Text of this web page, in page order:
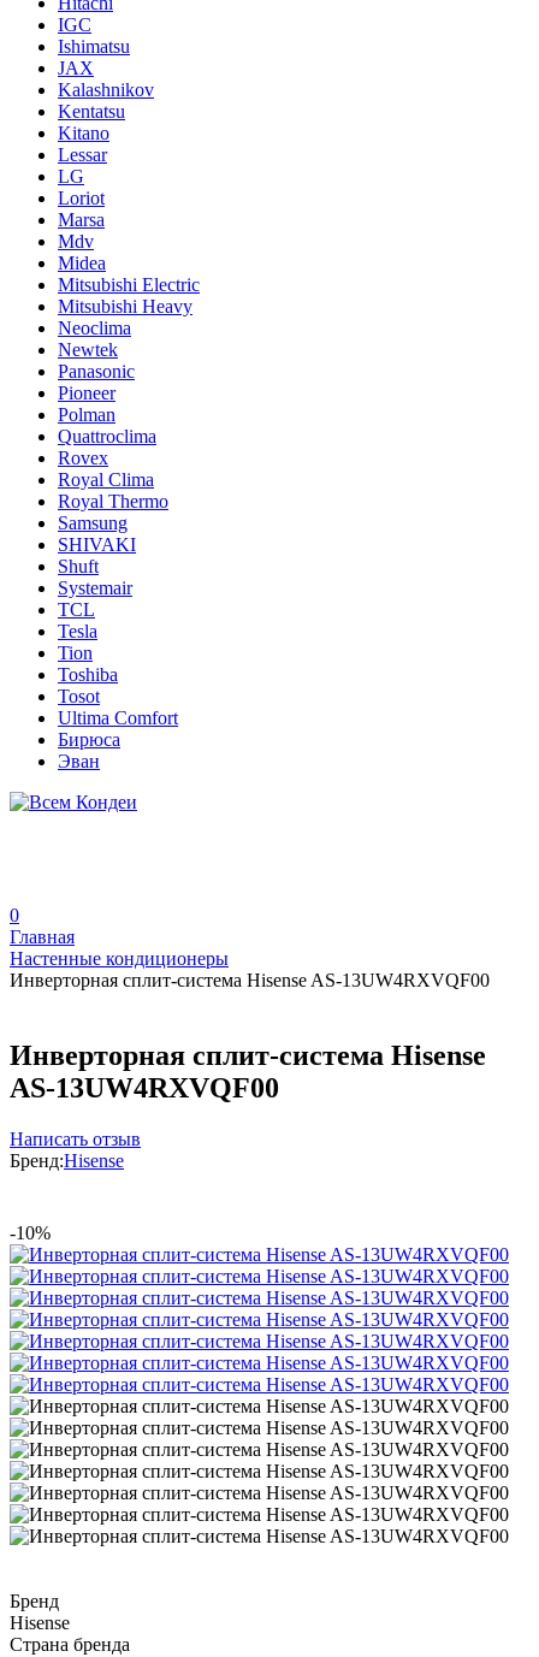
IGC
Ishimatsu
JAX
Kalashnikov
Kentatsu
Kitano
Lessar
LG
Loriot
Marsa
Mdv
Midea
Mitsubishi Electric
Mitsubishi Heavy
Neoclima
Newtek
Panasonic
Pioneer
Polman
Quattroclima
Rovex
Royal Clima
Royal Thermo
Samsung
SHIVAKI
Shuft
Systemair
TCL
Tesla
Tion
Toshiba
Tosot
Ultima Comfort
Бирюса
Эван
0
Главная
Настенные кондиционеры
Инверторная сплит-система Hisense AS-13UW4RXVQF00
Инверторная сплит-система Hisense
AS-13UW4RXVQF00
Написать отзыв
Бренд:Hisense
-10%
Бренд
Hisense
Страна бренда